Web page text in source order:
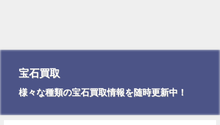
宝石買取
様々な種類の宝石買取情報を随時更新中！